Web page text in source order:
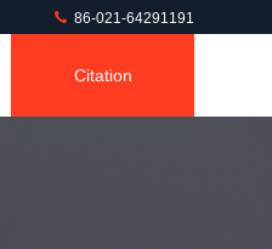
86-021-64291191
Citation